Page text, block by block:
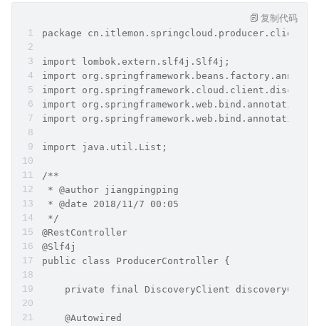
package
import lombok.extern.slf4j.Slf4j;
import
import
import
import
import java.util.List;
/**
* @author jiangpingping
* @date 2018/11/7 00:05
*/
@RestController
@Slf4j
public class ProducerController {
private final DiscoveryClient
    @Autowired
复制代码